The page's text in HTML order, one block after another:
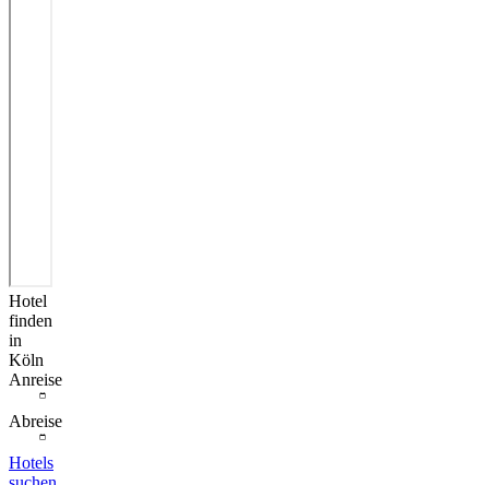
Hotel
finden
in
Köln
Anreise
Abreise
Hotels